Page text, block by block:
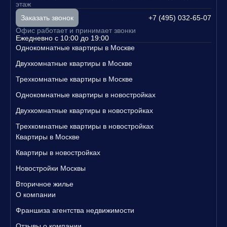
также наземный многоуровневый паркинг.
ть квартиру в новостройке до 13 млн рублей и стать владельцем
своего уютного уголка в Москве.
Свяжитесь с нами уже сегодня, чтобы узнать больше о наших п
редложениях и записаться на просмотр квартир!
этаж
Заказать звонок
+7 (495) 032-65-07
Офис работает и принимает звонки
Ежедневно с 10:00 до 19:00
Однокомнатные квартиры в Москве
Двухкомнатные квартиры в Москве
Трехкомнатные квартиры в Москве
Однокомнатные квартиры в новостройках
Двухкомнатные квартиры в новостройках
Трехкомнатные квартиры в новостройках
Квартиры в Москве
Квартиры в новостройках
Новостройки Москвы
Вторичное жилье
О компании
Франшиза агентства недвижимости